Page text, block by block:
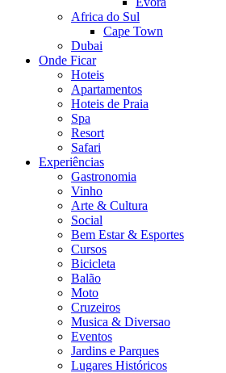
Africa do Sul
Cape Town
Dubai
Onde Ficar
Hoteis
Apartamentos
Hoteis de Praia
Spa
Resort
Safari
Experiências
Gastronomia
Vinho
Arte & Cultura
Social
Bem Estar & Esportes
Cursos
Bicicleta
Balão
Moto
Cruzeiros
Musica & Diversao
Eventos
Jardins e Parques
Lugares Históricos